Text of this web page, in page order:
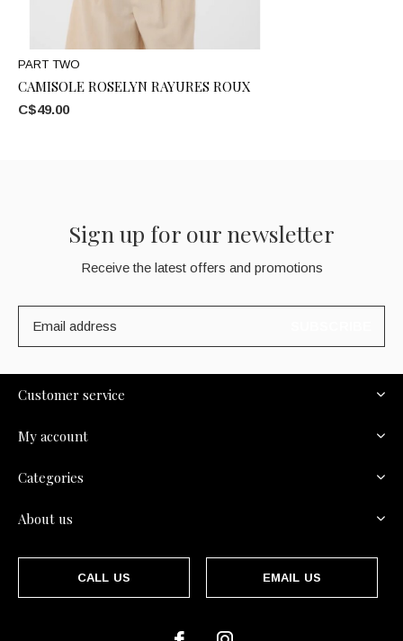
PART TWO
CAMISOLE ROSELYN RAYURES ROUX
C$49.00
Sign up for our newsletter
Receive the latest offers and promotions
Customer service
My account
Categories
About us
CALL US EMAIL US